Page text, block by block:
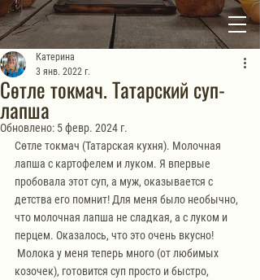
Сөтле токмач. Татарский суп-
лапша
Катерина
3 янв. 2022 г.
Обновлено: 5 февр. 2024 г.
Сөтле токмач (Татарская кухня). Молочная
лапша с картофелем и луком. Я впервые
пробовала этот суп, а муж, оказывается с
детства его помнит! Для меня было необычно,
что молочная лапша не сладкая, а с луком и
перцем. Оказалось, что это очень вкусно!
козочек), готовится суп просто и быстро,